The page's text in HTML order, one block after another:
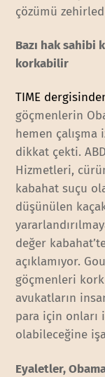
çözümü
Bazı hak sahibi
korkabilir
TIME
göçmenlerin
hemen
dikkat çekti.
Hizmetleri,
kabahat suçu
düşünülen
değer
açıklamıyor.
göçmenleri
avukatların
para için onları
olabileceğine
Eyaletler,